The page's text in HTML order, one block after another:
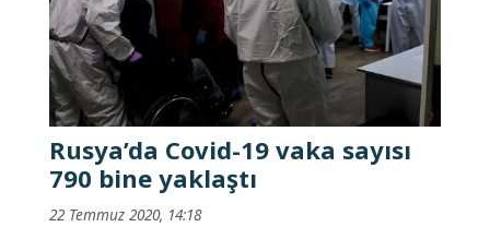
Rusya’da Covid-19 vaka sayısı
790 bine yaklaştı
22 Temmuz 2020, 14:18